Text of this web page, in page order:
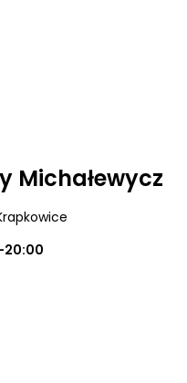
Michałewycz